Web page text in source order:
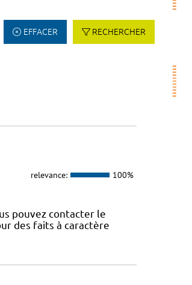
EFFACER RECHERCHER
relevance: 100%
pouvez contacter le
des faits à caractère